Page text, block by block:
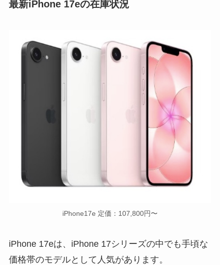
最新iPhone 17eの在庫状況
iPhone17e 定価：107,800円〜
iPhone 17eは、iPhone 17シリーズの中でも手頃な
価格帯のモデルとして人気があります。